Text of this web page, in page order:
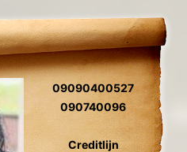
09090400527
090740096
Creditlijn